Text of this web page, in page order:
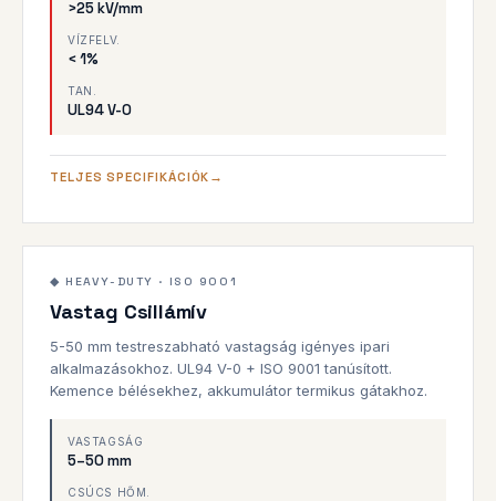
>25 kV/mm
VÍZFELV.
< 1%
TAN.
UL94 V-0
TELJES SPECIFIKÁCIÓK
1200°C
HEAVY-DUTY
◆ HEAVY-DUTY · ISO 9001
Vastag Csillámív
5-50 mm testreszabható vastagság igényes ipari
alkalmazásokhoz. UL94 V-0 + ISO 9001 tanúsított.
Kemence bélésekhez, akkumulátor termikus gátakhoz.
VASTAGSÁG
5–50 mm
CSÚCS HŐM.